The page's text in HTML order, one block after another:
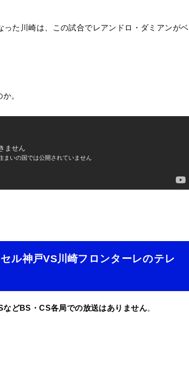
た川崎は、この試合でレアンドロ・ダミアンがベ
。
ル神戸VS川崎フロンターレのテレ
どBS・CS各局での放送はありません。